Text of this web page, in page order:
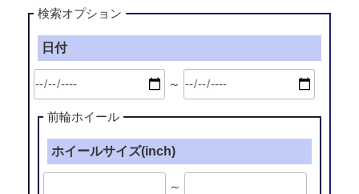
検索オプション
日付
～
前輪ホイール
ホイールサイズ(inch)
～